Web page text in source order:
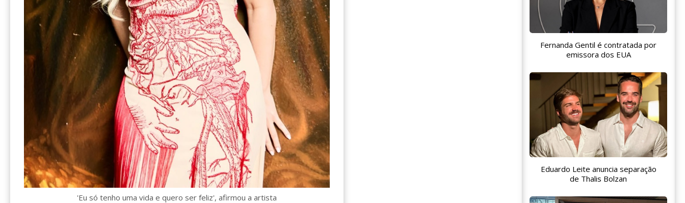
'Eu só tenho uma vida e quero ser feliz', afirmou a artista
Fernanda Gentil é contratada por
emissora dos EUA
Eduardo Leite anuncia separação
de Thalis Bolzan